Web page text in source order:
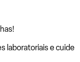
laboratoriais e cuide